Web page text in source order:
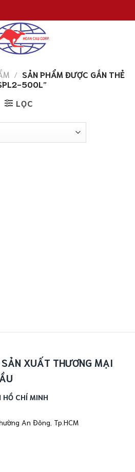
/ SẢN PHẨM ĐƯỢC GẮN THẺ
500L”
LỌC
XUẤT THƯƠNG MẠI
CHÍ MINH
An Đông, Tp.HCM